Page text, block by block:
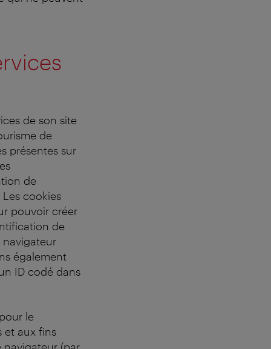
de son site
de
présentes sur
de
Les cookies
pouvoir créer
de
navigateur
également
ID codé dans
le
et aux fins